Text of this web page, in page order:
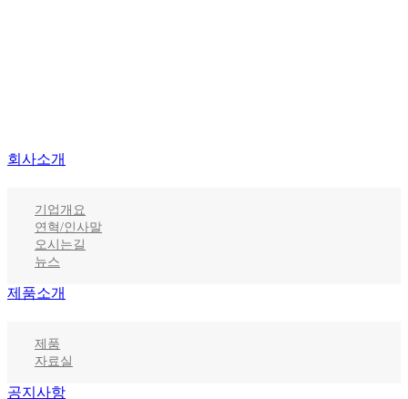
회사소개
기업개요
연혁/인사말
오시는길
뉴스
제품소개
제품
자료실
공지사항